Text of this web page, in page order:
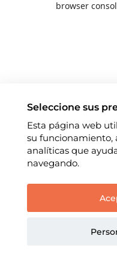
browser
Seleccione sus
Esta página web
su funcionamiento,
analíticas que
navegando.